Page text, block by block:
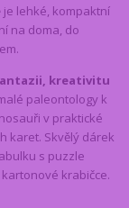
je lehké, kompaktní
na doma, do
kreativitu
paleontology k
v praktické
karet. Skvělý dárek
s puzzle
krabičce.